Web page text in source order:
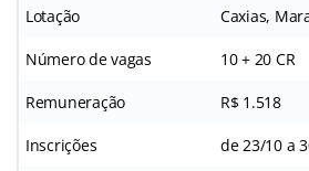
Lotação Caxias,
Número de vagas 10 + 20 CR
Remuneração R$ 1.518
Inscrições de 23/10 a